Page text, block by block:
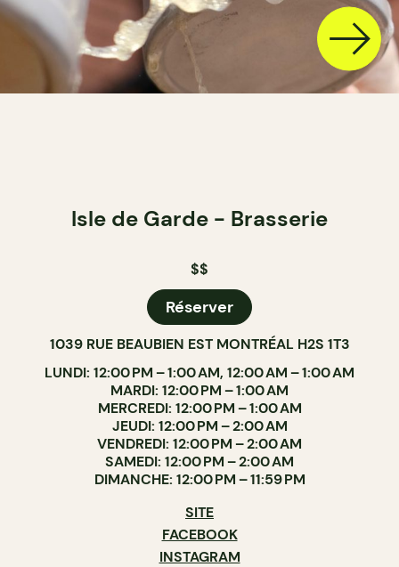
Isle de Garde - Brasserie
$$
Réserver
1039 RUE BEAUBIEN EST MONTRÉAL H2S 1T3
LUNDI: 12:00 PM – 1:00 AM, 12:00 AM – 1:00 AM
MARDI: 12:00 PM – 1:00 AM
MERCREDI: 12:00 PM – 1:00 AM
JEUDI: 12:00 PM – 2:00 AM
VENDREDI: 12:00 PM – 2:00 AM
SAMEDI: 12:00 PM – 2:00 AM
DIMANCHE: 12:00 PM – 11:59 PM
SITE
FACEBOOK
INSTAGRAM